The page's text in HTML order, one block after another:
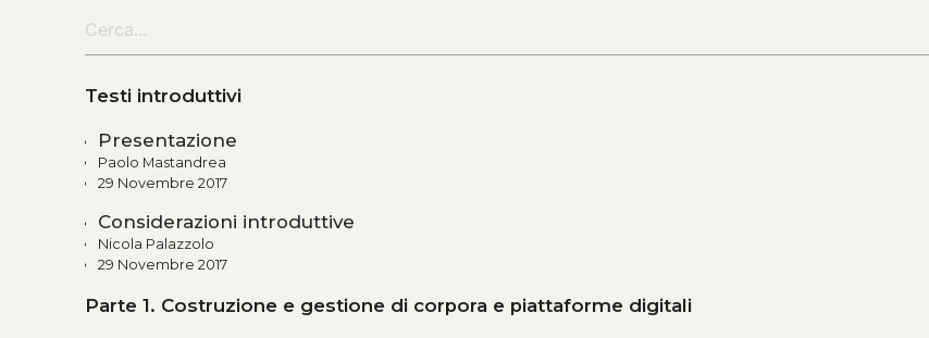
Testi introduttivi
Presentazione
Paolo Mastandrea
29 Novembre 2017
Considerazioni introduttive
Nicola Palazzolo
29 Novembre 2017
Parte 1. Costruzione e gestione di corpora e piattaforme digitali